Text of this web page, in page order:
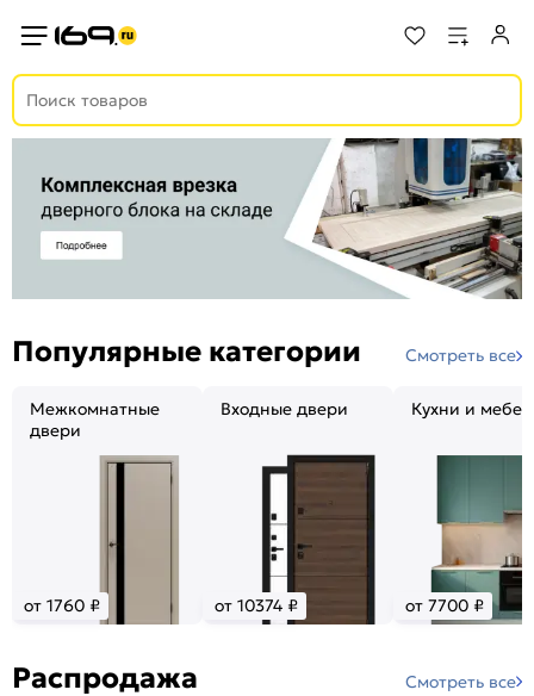
Популярные категории Смотреть все
Межкомнатные
двери
от 1760 ₽
Входные двери
от 10374 ₽
Кухни и
от 7700 ₽
Распродажа Смотреть все